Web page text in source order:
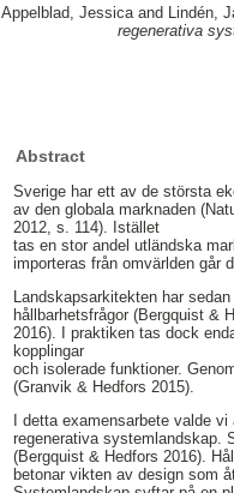
Appelblad, Jessicaand Lindén,
regenerativa
Abstract
Sverige har ett av de största
av den globala marknaden
2012, s. 114). Istället
tas en stor andel utländska
importeras från omvärlden går
Landskapsarkitekten har
hållbarhetsfrågor (Bergquist &
2016). I praktiken tas dock
kopplingar
och isolerade funktioner.
(Granvik & Hedfors 2015).
I detta examensarbete valde
regenerativa systemlandskap.
(Bergquist & Hedfors 2016).
betonar vikten av design som